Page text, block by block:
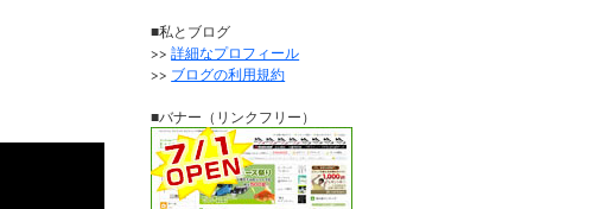
■私とブログ
>>詳細なプロフィール
>> ブログの利用規約
■バナー（リンクフリー）